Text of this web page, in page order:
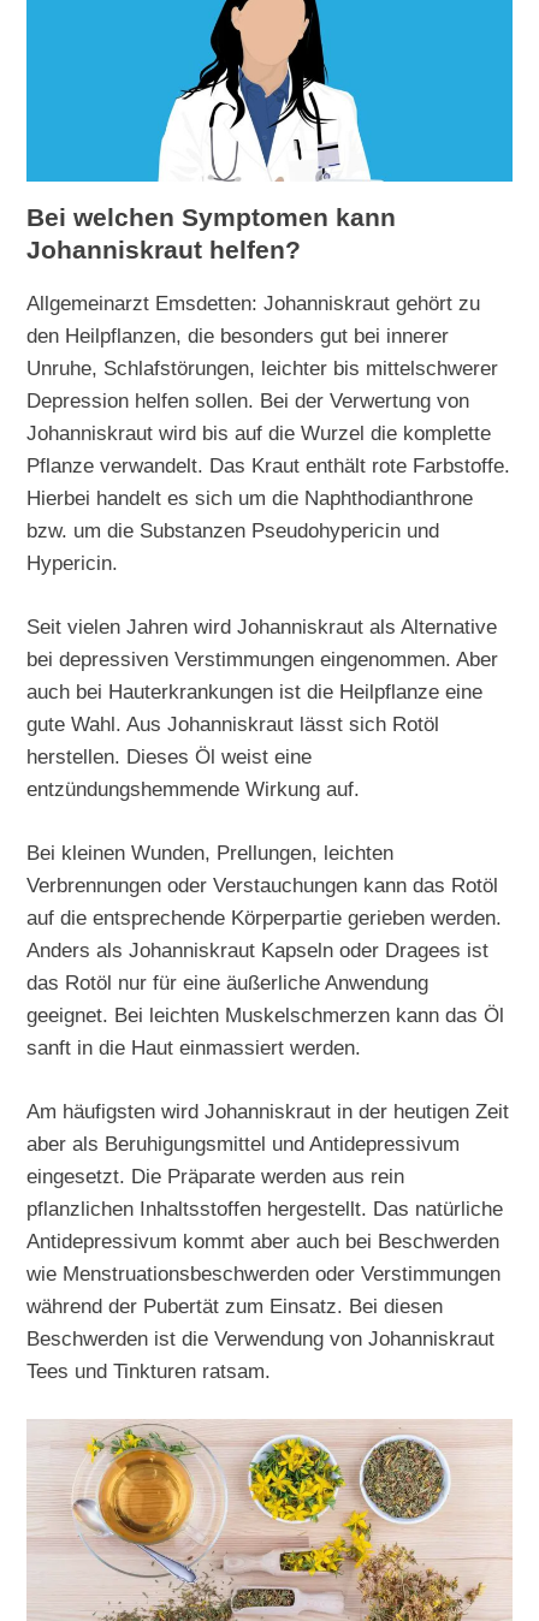
Bei welchen Symptomen kann
Johanniskraut helfen?
Allgemeinarzt Emsdetten: Johanniskraut gehört zu
den Heilpflanzen, die besonders gut bei innerer
Unruhe, Schlafstörungen, leichter bis mittelschwerer
Depression helfen sollen. Bei der Verwertung von
Johanniskraut wird bis auf die Wurzel die komplette
Pflanze verwandelt. Das Kraut enthält rote Farbstoffe.
Hierbei handelt es sich um die Naphthodianthrone
bzw. um die Substanzen Pseudohypericin und
Hypericin.
Seit vielen Jahren wird Johanniskraut als Alternative
bei depressiven Verstimmungen eingenommen. Aber
auch bei Hauterkrankungen ist die Heilpflanze eine
gute Wahl. Aus Johanniskraut lässt sich Rotöl
herstellen. Dieses Öl weist eine
entzündungshemmende Wirkung auf.
Bei kleinen Wunden, Prellungen, leichten
Verbrennungen oder Verstauchungen kann das Rotöl
auf die entsprechende Körperpartie gerieben werden.
Anders als Johanniskraut Kapseln oder Dragees ist
das Rotöl nur für eine äußerliche Anwendung
geeignet. Bei leichten Muskelschmerzen kann das Öl
sanft in die Haut einmassiert werden.
Am häufigsten wird Johanniskraut in der heutigen Zeit
aber als Beruhigungsmittel und Antidepressivum
eingesetzt. Die Präparate werden aus rein
pflanzlichen Inhaltsstoffen hergestellt. Das natürliche
Antidepressivum kommt aber auch bei Beschwerden
wie Menstruationsbeschwerden oder Verstimmungen
während der Pubertät zum Einsatz. Bei diesen
Beschwerden ist die Verwendung von Johanniskraut
Tees und Tinkturen ratsam.